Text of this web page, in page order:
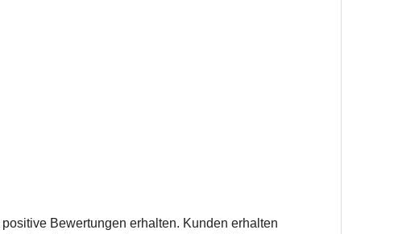
Bewertungen erhalten. Kunden erhalten